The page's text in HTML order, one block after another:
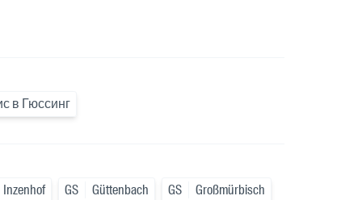
в Гюссинг
Inzenhof GS Güttenbach GS Großmürbisch